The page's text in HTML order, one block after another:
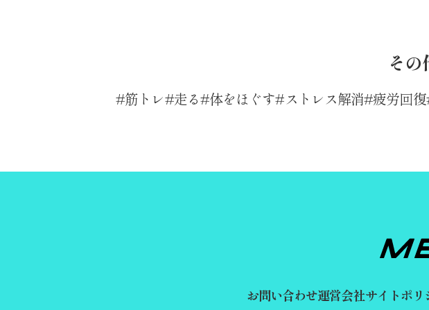
そ
筋トレ 走る 体をほぐす ストレス解消 疲労回復
お問い合わせ運営会社サイトポリ